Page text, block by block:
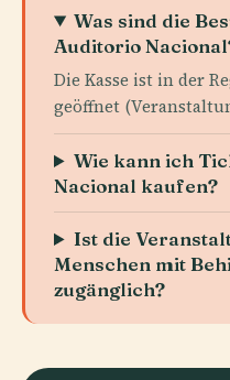
Was sind die
Auditorio
Die Kasse ist in der
geöffnet
Wie kann ich
Nacional kaufen?
Ist die
Menschen mit
zugänglich?